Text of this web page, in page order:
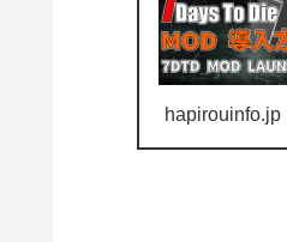
hapirouinfo.jp